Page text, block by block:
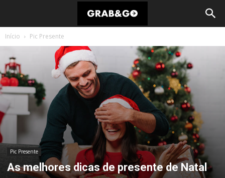
Início Pic Presente
Pic Presente
As melhores dicas de presente de Natal